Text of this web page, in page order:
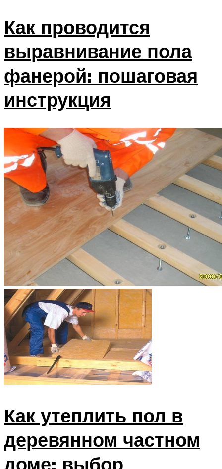
Как проводится
выравнивание пола
фанерой: пошаговая
инструкция
Как утеплить пол в
деревянном частном
доме: выбор